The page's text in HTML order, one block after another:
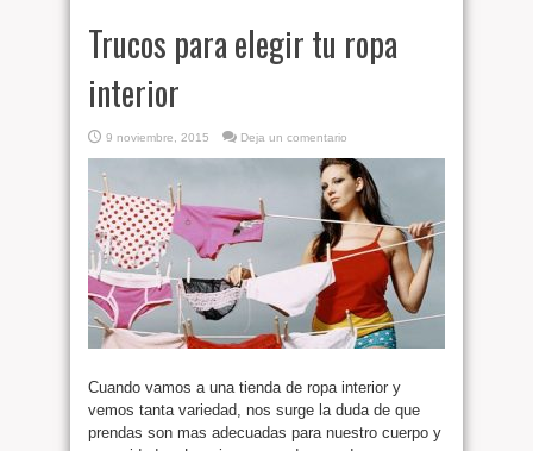
Trucos para elegir tu ropa
interior
9 noviembre, 2015 Deja un comentario
Cuando vamos a una tienda de ropa interior y
vemos tanta variedad, nos surge la duda de que
prendas son mas adecuadas para nuestro cuerpo y